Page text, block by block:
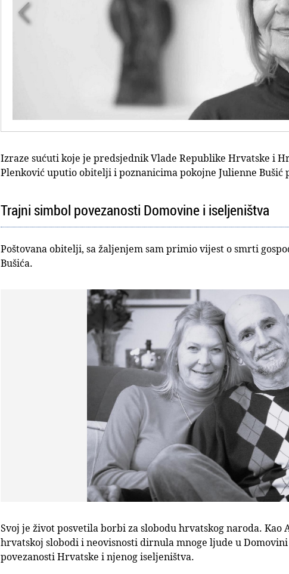

Izraze sućuti koje je predsjednik Vlade Republike Hrvatske i
Plenković uputio obitelji i poznanicima pokojne Julienne Bušić
Trajni simbol povezanosti Domovine i iseljeništva
Poštovana obitelji, sa žaljenjem sam primio vijest o smrti
Bušića.
Svoj je život posvetila borbi za slobodu hrvatskog naroda. Kao
hrvatskoj slobodi i neovisnosti dirnula mnoge ljude u
povezanosti Hrvatske i njenog iseljeništva.